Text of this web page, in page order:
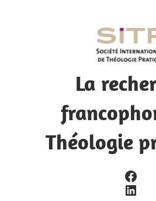
La
Théologie